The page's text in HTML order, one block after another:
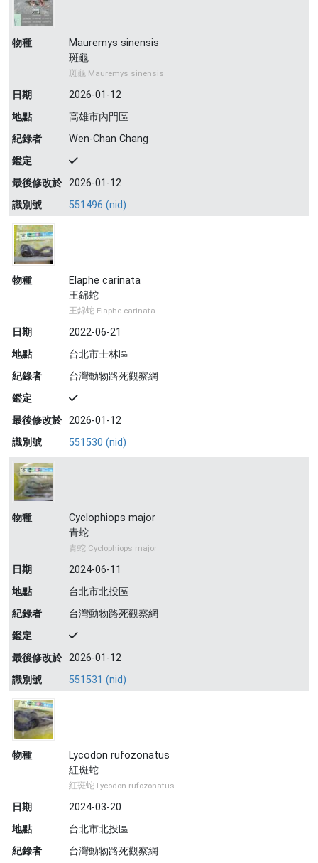
物種
Mauremys sinensis
斑龜
斑龜 Mauremys sinensis
日期
2026-01-12
地點
高雄市內門區
紀錄者
Wen-Chan Chang
鑑定
最後修改於 2026-01-12
識別號
551496 (nid)
物種
Elaphe carinata
王錦蛇
王錦蛇 Elaphe carinata
日期
2022-06-21
地點
台北市士林區
紀錄者
台灣動物路死觀察網
鑑定
最後修改於 2026-01-12
識別號
551530 (nid)
物種
Cyclophiops major
青蛇
青蛇 Cyclophiops major
日期
2024-06-11
地點
台北市北投區
紀錄者
台灣動物路死觀察網
鑑定
最後修改於 2026-01-12
識別號
551531 (nid)
物種
Lycodon rufozonatus
紅斑蛇
紅斑蛇 Lycodon rufozonatus
日期
2024-03-20
地點
台北市北投區
紀錄者
台灣動物路死觀察網